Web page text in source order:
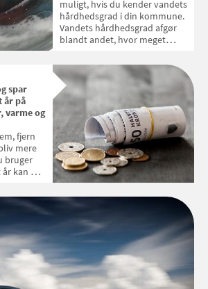
muligt, hvis du kender vandets
hårdhedsgrad i din kommune.
Vandets hårdhedsgrad afgør
blandt andet, hvor meget
for at få vasketøjet rent.
spar
år på
varme og
fjern
mere
bruger
år kan du
om